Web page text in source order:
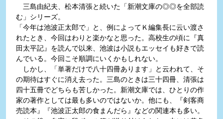
三島由紀夫、松本清張と続いた「新潮文庫の◎◎を全部読
む」シリーズ。
「今年は池波正太郎で」と、例によってＫ編集長に云い渡さ
れたとき、今回はわりと楽かなと思った。高校生の頃に『真
田太平記』を読んで以来、池波は小説もエッセイも好きで読
んでいる。今回こそ順調にいくかもしれない。
しかし、「単著だけで八十四冊あります」と云われて、そ
の期待はすぐに消え去った。三島のときは三十四冊、清張は
四十五冊でどちらも苦しかった。新潮文庫では、ひとりの作
家の著作としては最も多いのではないか。他にも、『剣客商
売読本』『池波正太郎の食まんだら』などの関連本も多い。